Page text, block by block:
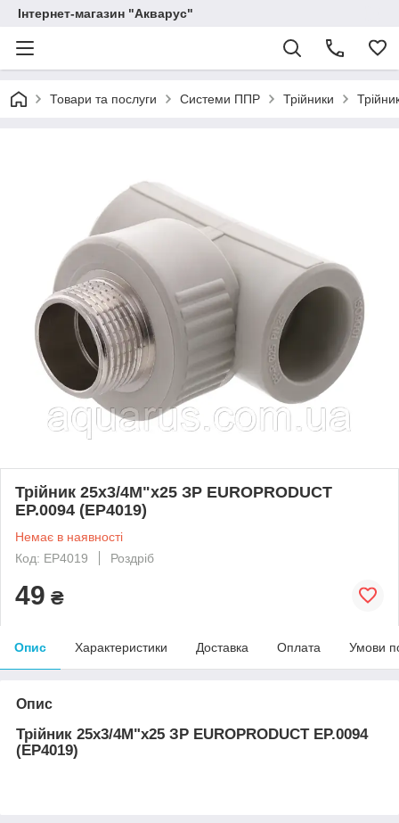
Інтернет-магазин "Акварус"
Товари та послуги Системи ППР Трійники
Трійник 25x3/4M"x25 ЗР EUROPRODUCT
EP.0094 (EP4019)
Немає в наявності
Код: EP4019
Роздріб
49 ₴
Опис Характеристики Доставка Оплата Умови
Опис
Трійник 25x3/4M"x25 ЗР EUROPRODUCT EP.0094
(EP4019)